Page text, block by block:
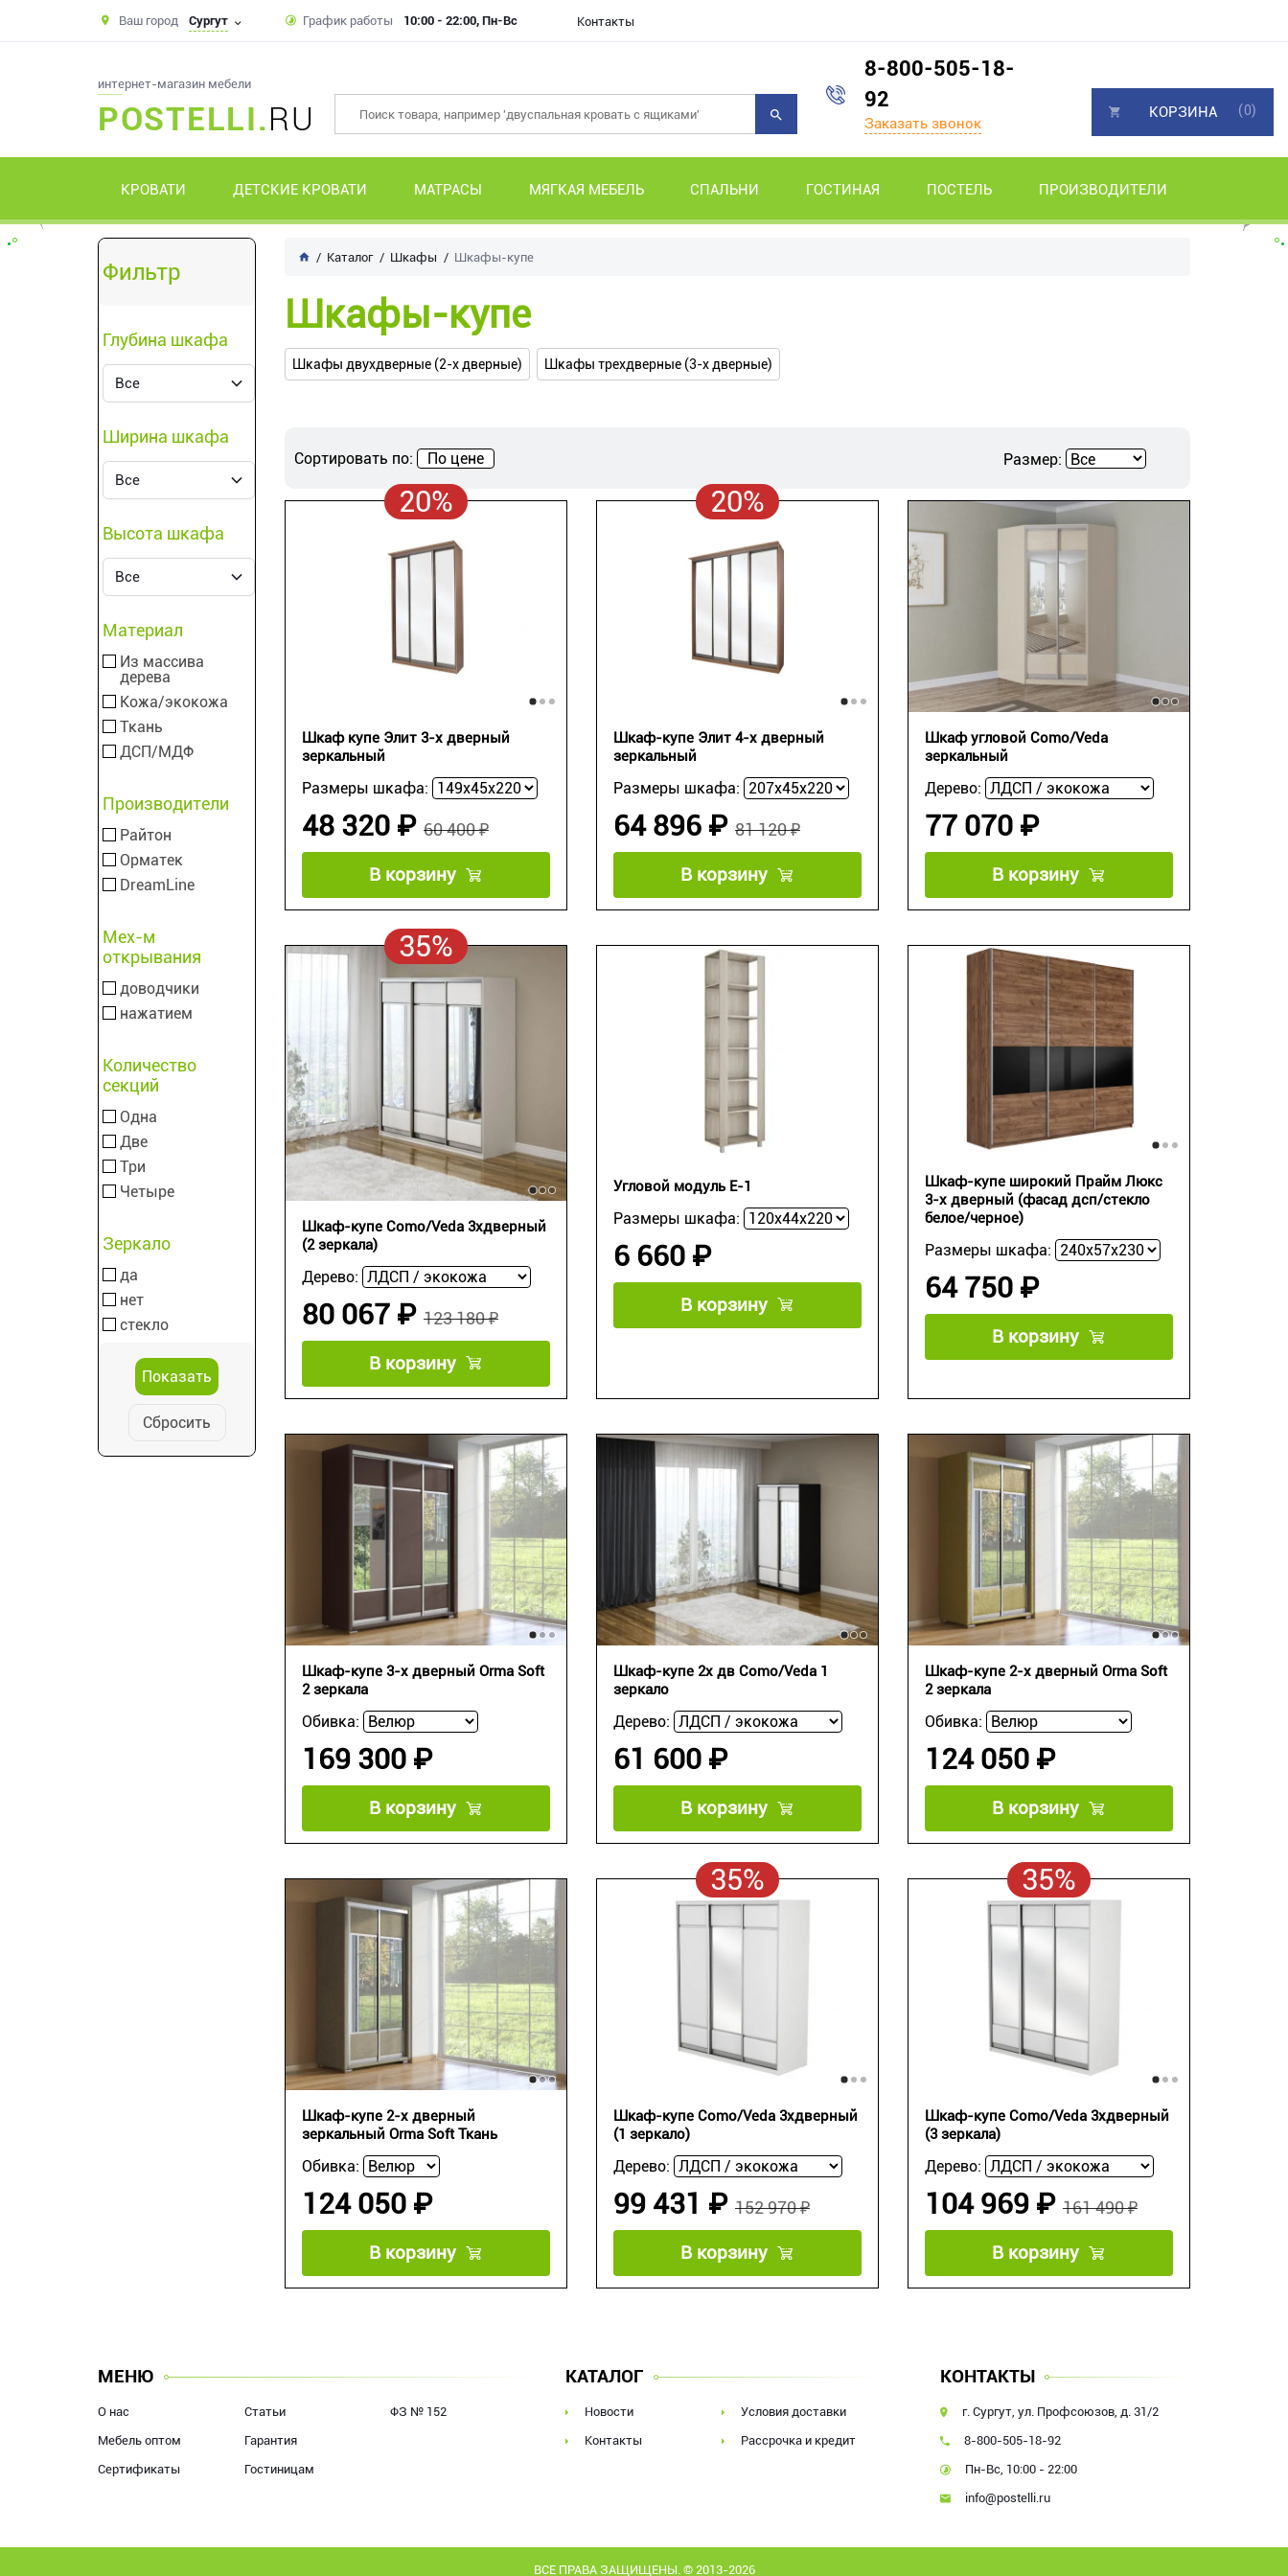
Ваш город Сургут График работы 10:00 - 22:00, Пн-Вс Контакты
интернет-магазин мебели
POSTELLI.RU
8-800-505-18-
92
Заказать звонок
КРОВАТИ ДЕТСКИЕ КРОВАТИ МАТРАСЫ МЯГКАЯ МЕБЕЛЬ СПАЛЬНИ ГОСТИНАЯ ПОСТЕЛЬ ПРОИЗВОДИТЕЛИ
КОРЗИНА (0)
Фильтр
Глубина шкафа
Ширина шкафа
Высота шкафа
Материал
Из массива
дерева
Кожа/экокожа
Ткань
ДСП/МДФ
Производители
Райтон
Орматек
DreamLine
Мех-м
открывания
доводчики
нажатием
Количество
секций
Одна
Две
Три
Четыре
Зеркало
да
нет
стекло
Сбросить
Каталог Шкафы Шкафы-купе
Шкафы-купе
Шкафы двухдверные (2-х дверные) Шкафы трехдверные (3-х дверные)
Сортировать по: По цене Размер:
20%
Шкаф купе Элит 3-х дверный
зеркальный
Размеры шкафа:
60 400 ₽
48 320 ₽
В корзину
20%
Шкаф-купе Элит 4-х дверный
зеркальный
Размеры шкафа:
81 120 ₽
64 896 ₽
В корзину
Шкаф угловой Como/Veda
зеркальный
Дерево:
77 070 ₽
В корзину
35%
Шкаф-купе Como/Veda 3хдверный
(2 зеркала)
Дерево:
123 180 ₽
80 067 ₽
В корзину
Угловой модуль Е-1
Размеры шкафа:
6 660 ₽
В корзину
Шкаф-купе широкий Прайм Люкс
3-х дверный (фасад дсп/стекло
белое/черное)
Размеры шкафа:
64 750 ₽
В корзину
Шкаф-купе 3-х дверный Orma Soft
2 зеркала
Обивка:
169 300 ₽
В корзину
Шкаф-купе 2х дв Como/Veda 1
зеркало
Дерево:
61 600 ₽
В корзину
Шкаф-купе 2-х дверный Orma Soft
2 зеркала
Обивка:
124 050 ₽
В корзину
Шкаф-купе 2-х дверный
зеркальный Orma Soft Ткань
Обивка:
124 050 ₽
В корзину
35%
Шкаф-купе Como/Veda 3хдверный
(1 зеркало)
Дерево:
152 970 ₽
99 431 ₽
В корзину
35%
Шкаф-купе Como/Veda 3хдверный
(3 зеркала)
Дерево:
161 490 ₽
104 969 ₽
В корзину
МЕНЮ
О нас
Мебель оптом
Сертификаты
Статьи
Гарантия
Гостиницам
ФЗ № 152
КАТАЛОГ
Новости
Контакты
Условия доставки
Рассрочка и кредит
КОНТАКТЫ
г. Сургут, ул. Профсоюзов, д. 31/2
8-800-505-18-92
Пн-Вс, 10:00 - 22:00
info@postelli.ru
ВСЕ ПРАВА ЗАЩИЩЕНЫ. © 2013-2026